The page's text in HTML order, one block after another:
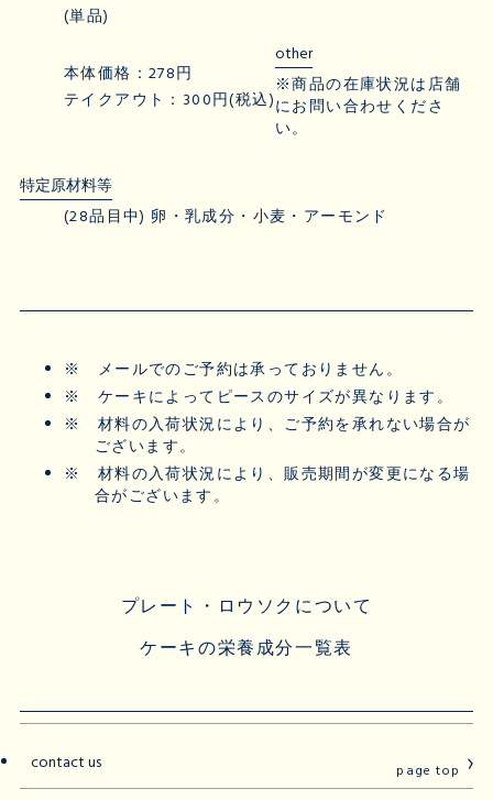
(単品)
本体価格：278円
テイクアウト：300円(税込)
other
※商品の在庫状況は店舗
にお問い合わせくださ
い。
特定原材料等
(28品目中) 卵・乳成分・小麦・アーモンド
※ メールでのご予約は承っておりません。
※ ケーキによってピースのサイズが異なります。
※ 材料の入荷状況により、ご予約を承れない場合が
ございます。
※ 材料の入荷状況により、販売期間が変更になる場
合がございます。
プレート・ロウソクについて
ケーキの栄養成分一覧表
page top
contact us